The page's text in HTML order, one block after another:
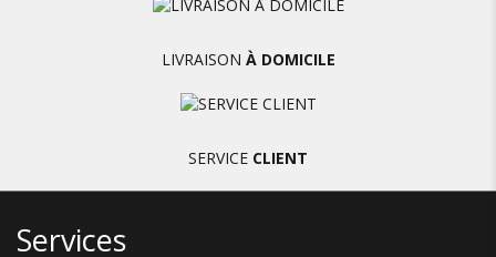
LIVRAISON À DOMICILE
SERVICE CLIENT
Services